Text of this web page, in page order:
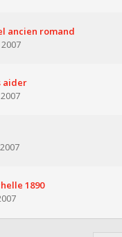
ancien romand
aider
1890